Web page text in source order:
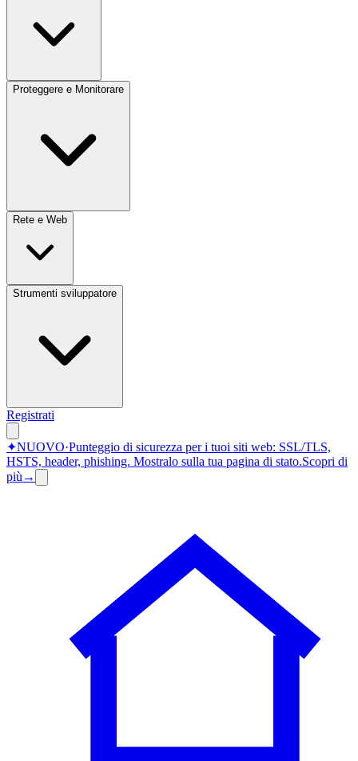
Proteggere e Monitorare
Rete e Web
Strumenti sviluppatore
Registrati
✦NUOVO·Punteggio di sicurezza per i tuoi siti web: SSL/TLS,
HSTS, header, phishing. Mostralo sulla tua pagina di stato.Scopri di
più →